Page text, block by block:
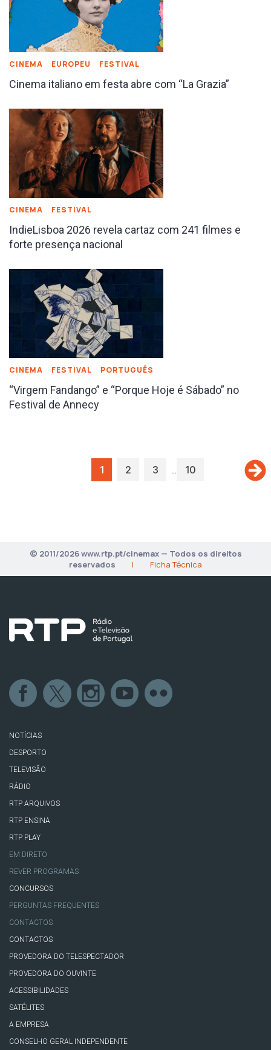
CINEMA EUROPEU FESTIVAL
Cinema italiano em festa abre com “La Grazia”
CINEMA FESTIVAL
IndieLisboa 2026 revela cartaz com 241 filmes e
forte presença nacional
CINEMA FESTIVAL PORTUGUÊS
“Virgem Fandango” e “Porque Hoje é Sábado” no
Festival de Annecy
1 2 3 … 10
© 2011/2026 www.rtp.pt/cinemax — Todos os direitos
reservados
| Ficha Técnica
NOTÍCIAS
DESPORTO
TELEVISÃO
RÁDIO
RTP ARQUIVOS
RTP ENSINA
RTP PLAY
EM DIRETO
REVER PROGRAMAS
CONCURSOS
PERGUNTAS FREQUENTES
CONTACTOS
CONTACTOS
PROVEDORA DO TELESPECTADOR
PROVEDORA DO OUVINTE
ACESSIBILIDADES
SATÉLITES
A EMPRESA
CONSELHO GERAL INDEPENDENTE